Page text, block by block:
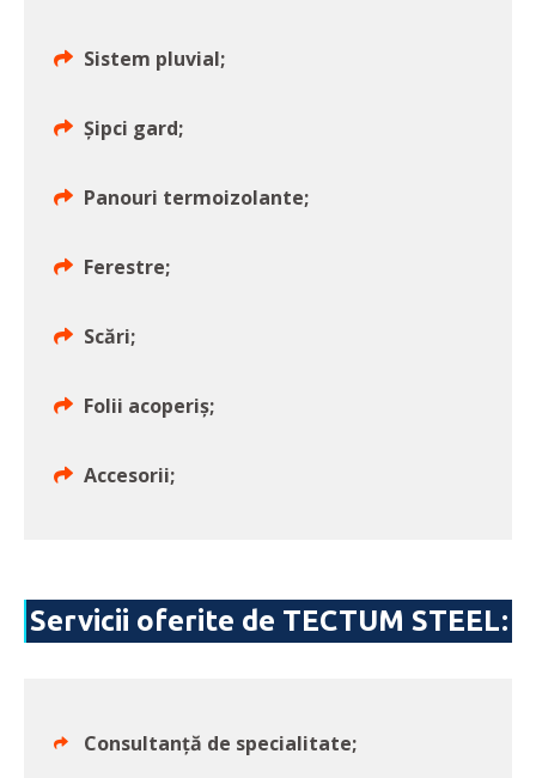
Sistem pluvial;
Șipci gard;
Panouri termoizolante;
Ferestre;
Scări;
Folii acoperiș;
Accesorii;
Servicii oferite de TECTUM STEEL:
Consultanță de specialitate;